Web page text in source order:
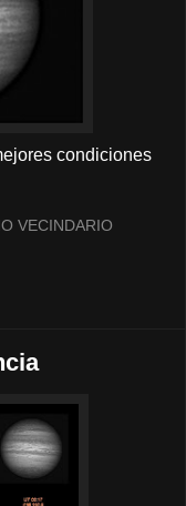
condiciones
VECINDARIO